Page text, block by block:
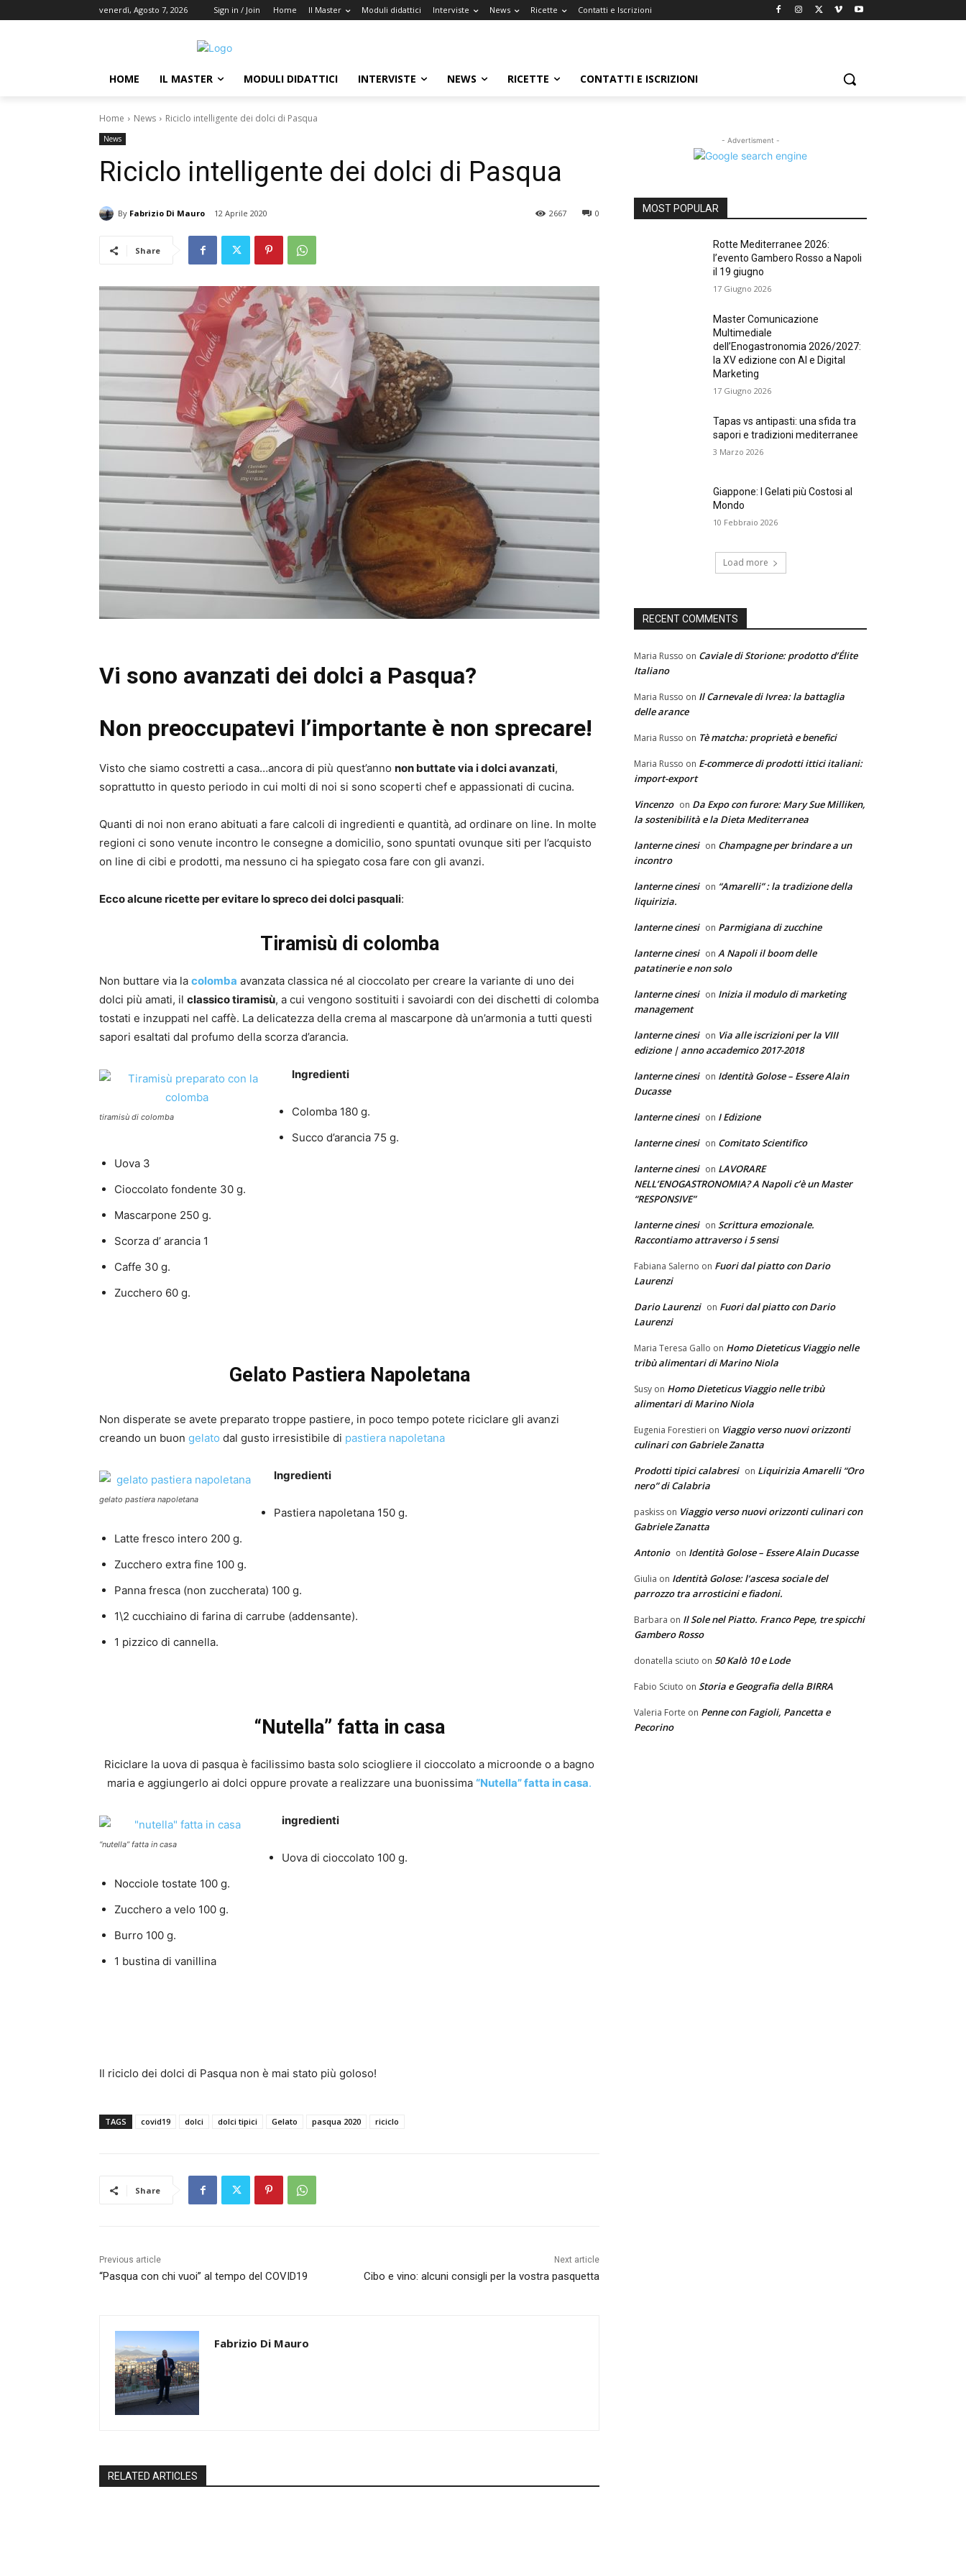
venerdì, Agosto 7, 2026 Sign in / Join Home Il Master Moduli didattici Interviste News Ricette Contatti e Iscrizioni
HOME IL MASTER MODULI DIDATTICI INTERVISTE NEWS RICETTE CONTATTI E ISCRIZIONI
Home News Riciclo intelligente dei dolci di Pasqua
News
Riciclo intelligente dei dolci di Pasqua
By Fabrizio Di Mauro 12 Aprile 2020 0
2667
Share
Vi sono avanzati dei dolci a Pasqua?
Non preoccupatevi l’importante è non sprecare!
Visto che siamo costretti a casa…ancora di più quest’anno non buttate via i dolci avanzati,
soprattutto in questo periodo in cui molti di noi si sono scoperti chef e appassionati di cucina.
Quanti di noi non erano abituati a fare calcoli di ingredienti e quantità, ad ordinare on line. In molte
regioni ci sono venute incontro le consegne a domicilio, sono spuntati ovunque siti per l’acquisto
on line di cibi e prodotti, ma nessuno ci ha spiegato cosa fare con gli avanzi.
Ecco alcune ricette per evitare lo spreco dei dolci pasquali:
Tiramisù di colomba
Non buttare via la colomba avanzata classica né al cioccolato per creare la variante di uno dei
dolci più amati, il classico tiramisù, a cui vengono sostituiti i savoiardi con dei dischetti di colomba
tostati e inzuppati nel caffè. La delicatezza della crema al mascarpone dà un’armonia a tutti questi
sapori esaltati dal profumo della scorza d’arancia.
tiramisù di colomba
Ingredienti
Colomba 180 g.
Succo d’arancia 75 g.
Uova 3
Cioccolato fondente 30 g.
Mascarpone 250 g.
Scorza d’ arancia 1
Caffe 30 g.
Zucchero 60 g.
Gelato Pastiera Napoletana
Non disperate se avete preparato troppe pastiere, in poco tempo potete riciclare gli avanzi
creando un buon gelato dal gusto irresistibile di pastiera napoletana
gelato pastiera napoletana
Ingredienti
Pastiera napoletana 150 g.
Latte fresco intero 200 g.
Zucchero extra fine 100 g.
Panna fresca (non zuccherata) 100 g.
1\2 cucchiaino di farina di carrube (addensante).
1 pizzico di cannella.
“Nutella” fatta in casa
Riciclare la uova di pasqua è facilissimo basta solo sciogliere il cioccolato a microonde o a bagno
maria e aggiungerlo ai dolci oppure provate a realizzare una buonissima “Nutella” fatta in casa.
“nutella” fatta in casa
ingredienti
Uova di cioccolato 100 g.
Nocciole tostate 100 g.
Zucchero a velo 100 g.
Burro 100 g.
1 bustina di vanillina
Il riciclo dei dolci di Pasqua non è mai stato più goloso!
TAGS covid19 dolci dolci tipici Gelato pasqua 2020 riciclo
Share
Previous article
“Pasqua con chi vuoi” al tempo del COVID19
Next article
Cibo e vino: alcuni consigli per la vostra pasquetta
Fabrizio Di Mauro
RELATED ARTICLES
- Advertisment -
MOST POPULAR
Rotte Mediterranee 2026:
l’evento Gambero Rosso a Napoli
il 19 giugno
17 Giugno 2026
Master Comunicazione
Multimediale
dell’Enogastronomia 2026/2027:
la XV edizione con AI e Digital
Marketing
17 Giugno 2026
Tapas vs antipasti: una sfida tra
sapori e tradizioni mediterranee
3 Marzo 2026
Giappone: I Gelati più Costosi al
Mondo
10 Febbraio 2026
Load more
RECENT COMMENTS
Maria Russo on Caviale di Storione: prodotto d’Élite
Italiano
Maria Russo on Il Carnevale di Ivrea: la battaglia
delle arance
Maria Russo on Tè matcha: proprietà e benefici
Maria Russo on E-commerce di prodotti ittici italiani:
import-export
Vincenzo on Da Expo con furore: Mary Sue Milliken,
la sostenibilità e la Dieta Mediterranea
lanterne cinesi on Champagne per brindare a un
incontro
lanterne cinesi on “Amarelli” : la tradizione della
liquirizia.
lanterne cinesi on Parmigiana di zucchine
lanterne cinesi on A Napoli il boom delle
patatinerie e non solo
lanterne cinesi on Inizia il modulo di marketing
management
lanterne cinesi on Via alle iscrizioni per la VIII
edizione | anno accademico 2017-2018
lanterne cinesi on Identità Golose – Essere Alain
Ducasse
lanterne cinesi on I Edizione
lanterne cinesi on Comitato Scientifico
lanterne cinesi on LAVORARE
NELL’ENOGASTRONOMIA? A Napoli c’è un Master
“RESPONSIVE”
lanterne cinesi on Scrittura emozionale.
Raccontiamo attraverso i 5 sensi
Fabiana Salerno on Fuori dal piatto con Dario
Laurenzi
Dario Laurenzi on Fuori dal piatto con Dario
Laurenzi
Maria Teresa Gallo on Homo Dieteticus Viaggio nelle
tribù alimentari di Marino Niola
Susy on Homo Dieteticus Viaggio nelle tribù
alimentari di Marino Niola
Eugenia Forestieri on Viaggio verso nuovi orizzonti
culinari con Gabriele Zanatta
Prodotti tipici calabresi on Liquirizia Amarelli “Oro
nero” di Calabria
paskiss on Viaggio verso nuovi orizzonti culinari con
Gabriele Zanatta
Antonio on Identità Golose – Essere Alain Ducasse
Giulia on Identità Golose: l’ascesa sociale del
parrozzo tra arrosticini e fiadoni.
Barbara on Il Sole nel Piatto. Franco Pepe, tre spicchi
Gambero Rosso
donatella sciuto on 50 Kalò 10 e Lode
Fabio Sciuto on Storia e Geografia della BIRRA
Valeria Forte on Penne con Fagioli, Pancetta e
Pecorino